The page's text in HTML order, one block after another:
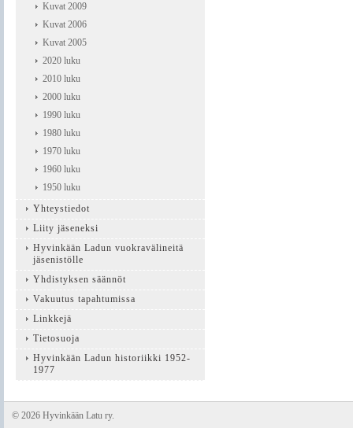
Kuvat 2009
Kuvat 2006
Kuvat 2005
2020 luku
2010 luku
2000 luku
1990 luku
1980 luku
1970 luku
1960 luku
1950 luku
Yhteystiedot
Liity jäseneksi
Hyvinkään Ladun vuokravälineitä
jäsenistölle
Yhdistyksen säännöt
Vakuutus tapahtumissa
Linkkejä
Tietosuoja
Hyvinkään Ladun historiikki 1952-
1977
© 2026 Hyvinkään Latu ry.